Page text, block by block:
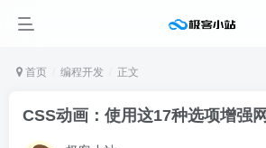
首页 编程开发 正文
CSS动画：使用这17种选项增强